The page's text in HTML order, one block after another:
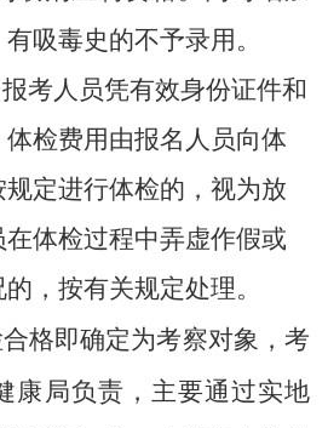
吸毒史的不予录用。
报考人员凭有效身份证件和
检费用由报名人员向体
定进行体检的，视为放
体检过程中弄虚作假或
，按有关规定处理。
格即确定为考察对象，考
康局负责， 主要通过实地